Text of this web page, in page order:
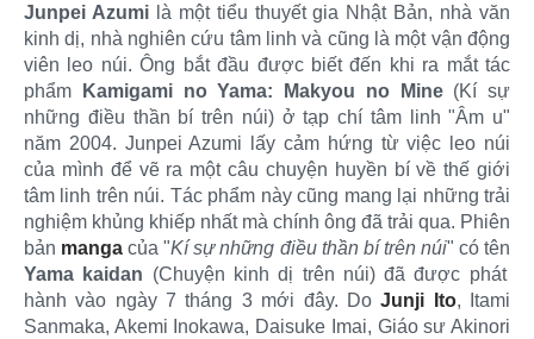
Junpei Azumilà một tiểu thuyết gia Nhật Bản, nhà văn
kinh dị, nhà nghiên cứu tâm linh và cũng là một vận động
viên leo núi. Ông bắt đầu được biết đến khi ra mắt tác
phẩm
Kamigami no Yama: Makyou no Mine(Kí sự
những điều thần bí trên núi) ở tạp chí tâm linh "Âm u"
năm 2004. Junpei Azumi lấy cảm hứng từ việc leo núi
của mình để vẽ ra một câu chuyện huyền bí về thế giới
tâm linh trên núi. Tác phẩm này cũng mang lại những trải
nghiệm khủng khiếp nhất mà chính ông đã trải qua. Phiên
bản manga của "Kí sự những điều thần bí trên núi" có tên
Yama kaidan (Chuyện kinh dị trên núi) đã được phát
hành vào ngày 7 tháng 3 mới đây. DoJunji Ito, Itami
Sanmaka, Akemi Inokawa, Daisuke Imai, Giáo sư Akinori